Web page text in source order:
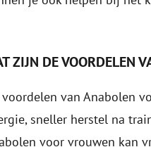
ZIJN DE VOORDELEN
voordelen van Anabolen
sneller herstel na
voor vrouwen kan